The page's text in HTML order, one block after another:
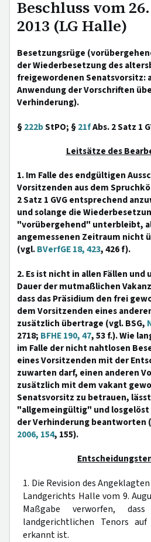
Beschluss vom
2013 (LG Halle)
Besetzungsrüge
der Wiederbesetzung des
freigewordenen Senatsvorsitz:
Anwendung der Vorschriften
Verhinderung).
§222bStPO; §21fAbs. 2 Satz 1
Leitsätze des
1. Im Falle des endgültigen
Vorsitzenden aus dem
2 Satz 1 GVG entsprechend
und solange die
"vorübergehend" unterbleibt,
angemessenen Zeitraum nicht
(vgl.BVerfGE 18, 423, 426 f).
2. Es ist nicht in allen Fällen
Dauer der mutmaßlichen
dass das Präsidium den frei
dem Vorsitzenden eines
zusätzlich übertrage (vgl. BSG,
2718; BFHE 190, 47, 53 f.). Wie
im Falle der nicht nahtlosen
eines Vorsitzenden mit der
zuwarten darf, einen anderen
zusätzlich mit dem vakant
Senatsvorsitz zu betrauen,
"allgemeingültig" und losgelöst
der Verhinderung beantworten
2006, 154, 155).
1. Die Revision des
Landgerichts Halle vom 9.
Maßgabe verworfen,
landgerichtlichen Tenors
erkannt ist.